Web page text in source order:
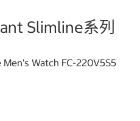
Slimline系列
Watch FC-220V5S5